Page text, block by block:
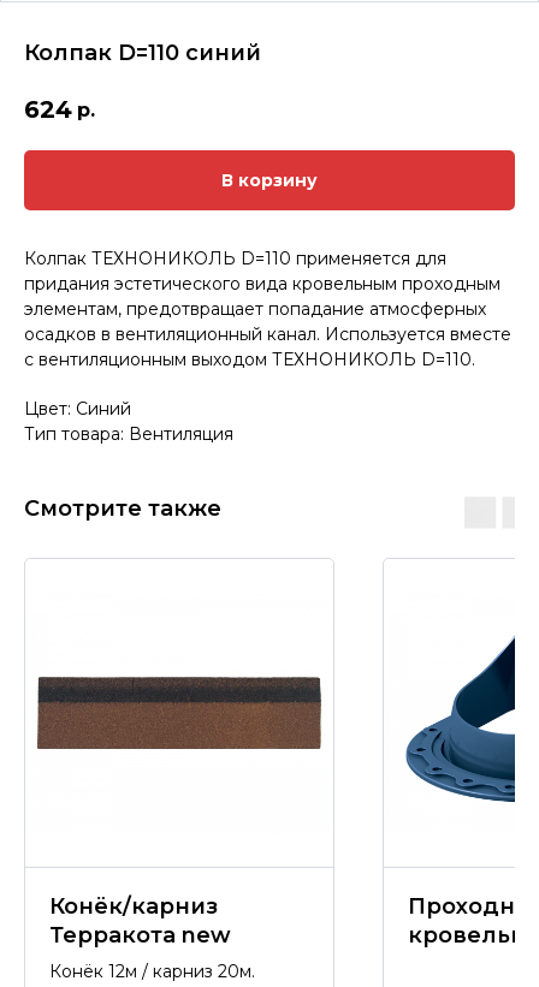
Колпак D=110 синий
624 р.
В корзину
Колпак ТЕХНОНИКОЛЬ D=110 применяется для
придания эстетического вида кровельным проходным
элементам, предотвращает попадание атмосферных
осадков в вентиляционный канал. Используется вместе
с вентиляционным выходом ТЕХНОНИКОЛЬ D=110.
Цвет: Синий
Тип товара: Вентиляция
Смотрите также
Конёк/карниз
Терракота new
Конёк 12м / карниз 20м.